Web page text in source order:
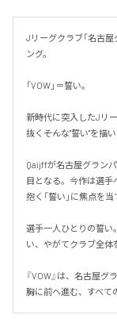
Jリーグクラブ「名古
ング。
「VOW」＝誓い。
新時代に突入したJリ
抜く――そんな"誓い"を描
Qaijffが名古屋グラン
目となる。今作は選手
抱く「誓い」に焦点を当
選手一人ひとりの誓い
い、やがてクラブ全体
『VOW』は、名古屋
胸に前へ進む、すべて